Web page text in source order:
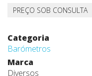
PREÇO SOB CONSULTA
Categoria
Barómetros
Marca
Diversos